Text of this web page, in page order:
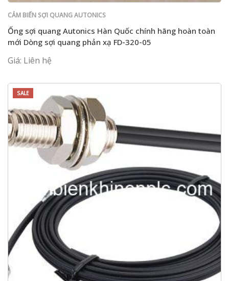
CẢM BIẾN SỢI QUANG AUTONICS
Ống sợi quang Autonics Hàn Quốc chính hãng hoàn toàn
mới Dòng sợi quang phản xạ FD-320-05
Giá: Liên hệ
SALE